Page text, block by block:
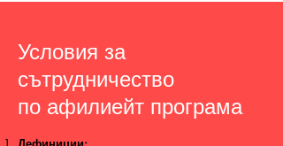
Условия за
сътрудничество
по афилиейт програма